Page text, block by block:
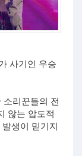
사기인 우승
소리꾼들의 전
않는 압도적
생이 믿기지